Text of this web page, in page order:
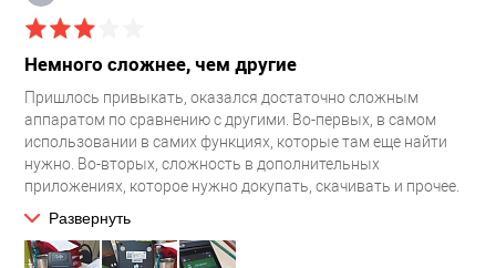
Немного сложнее, чем другие
Пришлось привыкать, оказался достаточно сложным
аппаратом по сравнению с другими. Во-первых, в самом
использовании в самих функциях, которые там еще найти
нужно. Во-вторых, сложность в дополнительных
приложениях, которое нужно докупать, скачивать и прочее.
чеков, больше не для чего, всё остальное мне не удобно
оказалось. У нас специфика работы такая, что максимум
Развернуть